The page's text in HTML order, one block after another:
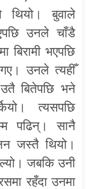
थियो। बुवाले
उनले चाँडै
बिरामी भएपछि
गए। उनले त्यहीँ
बितेपछि भने
त्यसपछि
पढिन्। सानै
जस्तै थियो।
जबकि उनी
रहँदा उनमा